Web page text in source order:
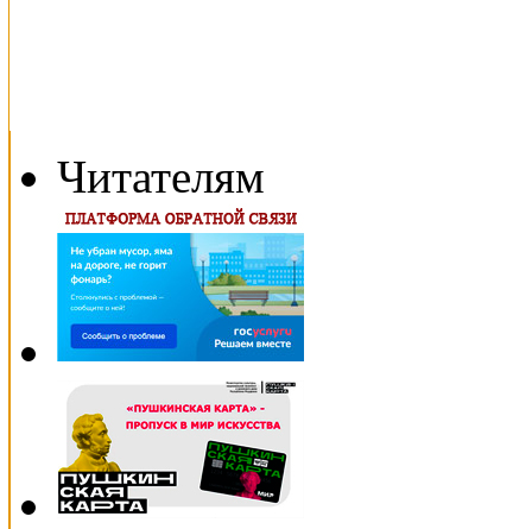
Читателям